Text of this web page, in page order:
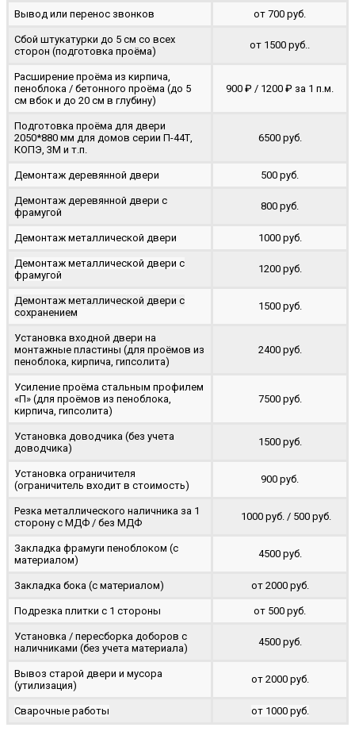
Вывод или перенос звонков от 700 руб.
Сбой штукатурки до 5 см со всех
сторон (подготовка проёма)
от 1500 руб..
Расширение проёма из кирпича,
пеноблока / бетонного проёма (до 5
cм вбок и до 20 см в глубину)
900 ₽ / 1200 ₽ за 1 п.м.
Подготовка проёма для двери
2050*880 мм для домов серии П-44Т,
КОПЭ, 3М и т.п.
6500 руб.
Демонтаж деревянной двери 500 руб.
Демонтаж деревянной двери с
фрамугой
800 руб.
Демонтаж металлической двери 1000 руб.
Демонтаж металлической двери с
фрамугой
1200 руб.
Демонтаж металлической двери с
сохранением
1500 руб.
Установка входной двери на
монтажные пластины (для проёмов из
пеноблока, кирпича, гипсолита)
2400 руб.
Усиление проёма стальным профилем
«П» (для проёмов из пеноблока,
кирпича, гипсолита)
7500 руб.
Установка доводчика (без учета
доводчика)
1500 руб.
Установка ограничителя
(ограничитель входит в стоимость)
900 руб.
Резка металлического наличника за 1
сторону с МДФ / без МДФ
1000 руб. / 500 руб.
Закладка фрамуги пеноблоком (с
материалом)
4500 руб.
Закладка бока (с материалом) от 2000 руб.
Подрезка плитки с 1 стороны от 500 руб.
Установка / пересборка доборов с
наличниками (без учета материала)
4500 руб.
Вывоз старой двери и мусора
(утилизация)
от 2000 руб.
Сварочные работы от 1000 руб.